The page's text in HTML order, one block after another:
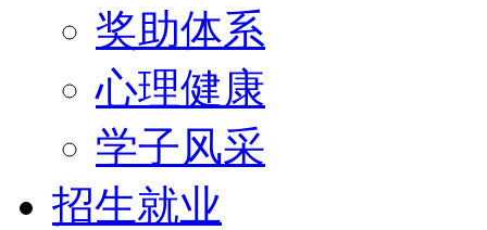
奖助体系
心理健康
学子风采
招生就业